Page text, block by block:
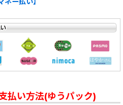
払い方法(ゆうパック)